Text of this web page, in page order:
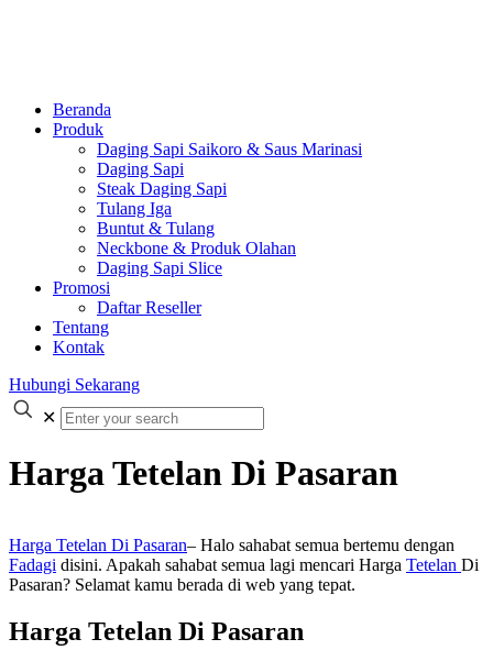
Beranda
Produk
Daging Sapi Saikoro & Saus Marinasi
Daging Sapi
Steak Daging Sapi
Tulang Iga
Buntut & Tulang
Neckbone & Produk Olahan
Daging Sapi Slice
Promosi
Daftar Reseller
Tentang
Kontak
Hubungi Sekarang
✕
Harga Tetelan Di Pasaran
Harga Tetelan Di Pasaran– Halo sahabat semua bertemu dengan
Fadagi disini. Apakah sahabat semua lagi mencari Harga Tetelan Di
Pasaran? Selamat kamu berada di web yang tepat.
Harga Tetelan Di Pasaran